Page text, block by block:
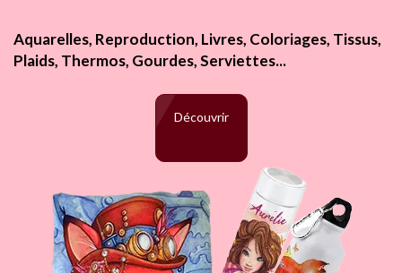
Aquarelles, Reproduction, Livres, Coloriages, Tissus,
Plaids, Thermos, Gourdes, Serviettes...
Découvrir